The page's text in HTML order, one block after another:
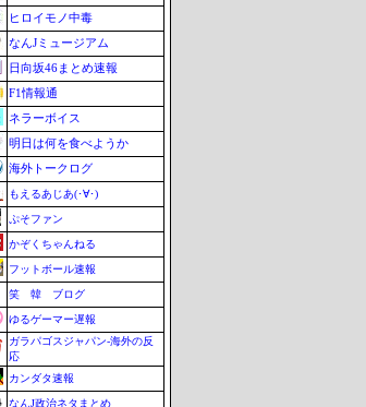
ヒロイモノ中毒
なんJミュージアム
日向坂46まとめ速報
F1情報通
ネラーボイス
明日は何を食べようか
海外トークログ
もえるあじあ(･∀･)
ぷそファン
かぞくちゃんねる
フットボール速報
笑 韓 ブログ
ゆるゲーマー遅報
ガラパゴスジャパン-海外の反
応
カンダタ速報
なんJ政治ネタまとめ